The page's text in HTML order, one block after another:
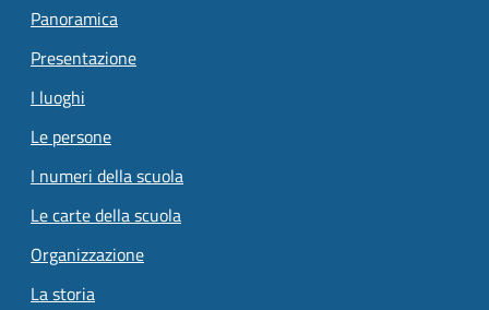
Panoramica
Presentazione
I luoghi
Le persone
I numeri della scuola
Le carte della scuola
Organizzazione
La storia